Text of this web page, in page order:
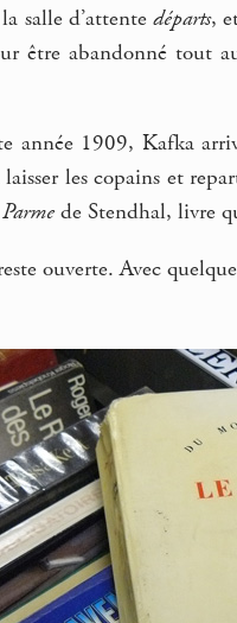
salle d’attentedéparts,
être abandonné tout
année 1909, Kafka
laisser les copains et
de Stendhal, livre
ouverte. Avec